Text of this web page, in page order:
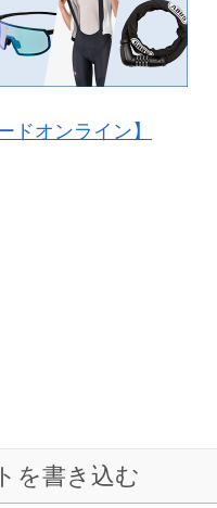
ドオンライン】
を書き込む